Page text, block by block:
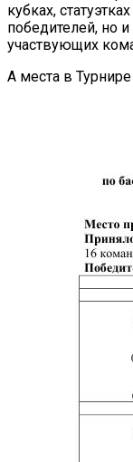
кубках,
победителей, но
участвующих
А места в